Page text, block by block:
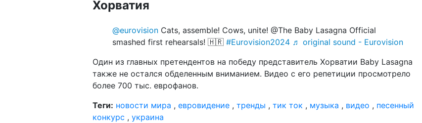
Хорватия
@eurovision Cats, assemble! Cows, unite! @The Baby Lasagna Official
smashed first rehearsals! 🇭🇷 #Eurovision2024 ♬ original sound - Eurovision
Один из главных претендентов на победу представитель Хорватии Baby Lasagna
также не остался обделенным вниманием. Видео с его репетиции просмотрело
более 700 тыс. еврофанов.
Теги: новости мира , евровидение , тренды , тик ток , музыка , видео , песенный
конкурс , украина